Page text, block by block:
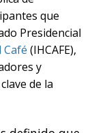
que
Presidencial
(IHCAFE),
y
de la